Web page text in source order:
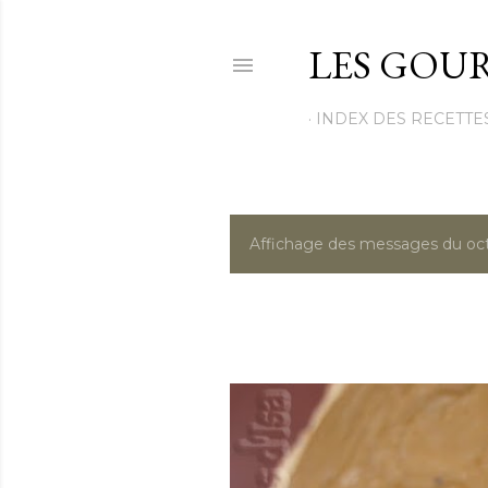
LES
INDEX DES
M
s
a
Affichage des messages du